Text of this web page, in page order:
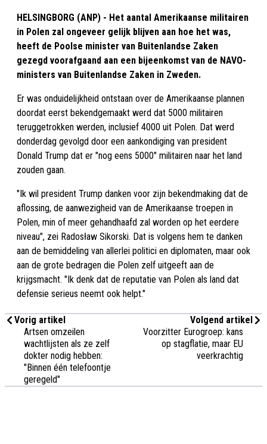
HELSINGBORG (ANP) - Het aantal Amerikaanse militairen
in Polen zal ongeveer gelijk blijven aan hoe het was,
heeft de Poolse minister van Buitenlandse Zaken
gezegd voorafgaand aan een bijeenkomst van de NAVO-
ministers van Buitenlandse Zaken in Zweden.
Er was onduidelijkheid ontstaan over de Amerikaanse plannen
doordat eerst bekendgemaakt werd dat 5000 militairen
teruggetrokken werden, inclusief 4000 uit Polen. Dat werd
donderdag gevolgd door een aankondiging van president
Donald Trump dat er "nog eens 5000" militairen naar het land
zouden gaan.
"Ik wil president Trump danken voor zijn bekendmaking dat de
aflossing, de aanwezigheid van de Amerikaanse troepen in
Polen, min of meer gehandhaafd zal worden op het eerdere
niveau", zei Radosław Sikorski. Dat is volgens hem te danken
aan de bemiddeling van allerlei politici en diplomaten, maar ook
aan de grote bedragen die Polen zelf uitgeeft aan de
krijgsmacht. "Ik denk dat de reputatie van Polen als land dat
defensie serieus neemt ook helpt."
Vorig artikel
Artsen omzeilen
wachtlijsten als ze zelf
dokter nodig hebben:
"Binnen één telefoontje
geregeld"
Volgend artikel
Voorzitter Eurogroep: kans
op stagflatie, maar EU
veerkrachtig